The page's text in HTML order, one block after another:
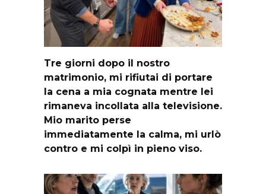
Tre giorni dopo il nostro
matrimonio, mi rifiutai di portare
la cena a mia cognata mentre lei
rimaneva incollata alla televisione.
Mio marito perse
immediatamente la calma, mi urlò
contro e mi colpì in pieno viso.